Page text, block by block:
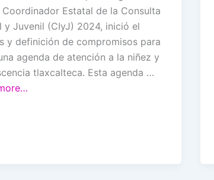
Coordinador Estatal de la Consulta
y Juvenil (CIyJ) 2024, inició el
y definición de compromisos para
agenda de atención a la niñez y
tlaxcalteca. Esta agenda …